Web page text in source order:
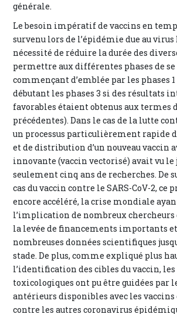
générale.
Le besoin impératif de vaccins en
survenu lors de l’épidémie due au virus
nécessité de réduire la durée des
permettre aux différentes phases de se
commençant d’emblée par les phases 1
débutant les phases 3 si des résultats
favorables étaient obtenus aux termes
précédentes). Dans le cas de la lutte
un processus particulièrement rapide
et de distribution d’un nouveau vaccin
innovante (vaccin vectorisé) avait vu le
seulement cinq ans de recherches. De
cas du vaccin contre le SARS-CoV-2, ce
encore accéléré, la crise mondiale
l’implication de nombreux chercheurs
la levée de financements importants
nombreuses données scientifiques
stade. De plus, comme expliqué plus
l’identification des cibles du vaccin, les
toxicologiques ont pu être guidées par
antérieurs disponibles avec les
contre les autres coronavirus